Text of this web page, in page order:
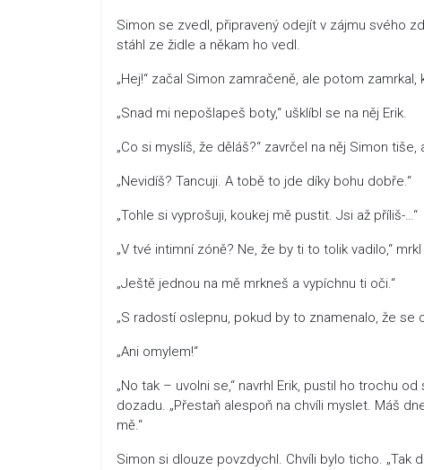
Simon se zvedl, připravený odejít v zájmu svého
stáhl ze židle a někam ho vedl.
„Hej!“ začal Simon zamračeně, ale potom
„Snad mi nepošlapeš boty,“ ušklíbl se na něj Erik.
„Co si myslíš, že děláš?“ zavrčel na něj Simon
„Nevidíš? Tancuji. A tobě to jde díky bohu dobře.“
„Tohle si vyprošuji, koukej mě pustit. Jsi až příliš-…“
„V tvé intimní zóně? Ne, že by ti to tolik vadilo,“
„Ještě jednou na mě mrkneš a vypíchnu ti oči.“
„S radostí oslepnu, pokud by to znamenalo, že se
„Ani omylem!“
„No tak – uvolni se,“ navrhl Erik, pustil ho trochu
dozadu. „Přestaň alespoň na chvíli myslet. Máš
mě.“
Simon si dlouze povzdychl. Chvíli bylo ticho. „Tak